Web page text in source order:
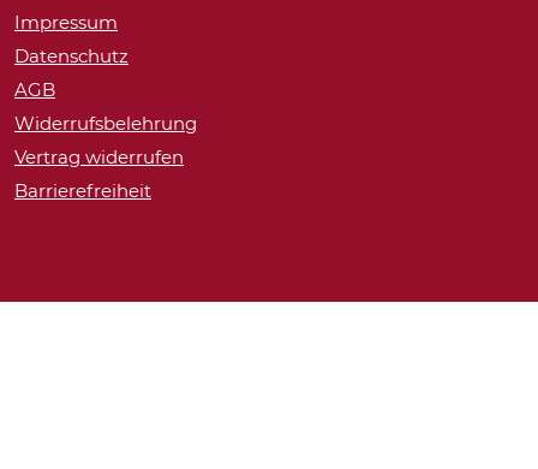
Impressum
Datenschutz
AGB
Widerrufsbelehrung
Vertrag widerrufen
Barrierefreiheit